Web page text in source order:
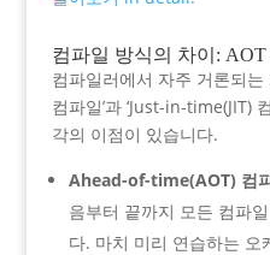
컴파일 방식의 차이: AOT
컴파일러에서 자주 거론되
컴파일’과 ‘Just-in-time(JIT)
각의 이점이 있습니다.
Ahead-of-time(AOT) 컴
음부터 끝까지 모든 컴파
다. 마치 미리 연습하는 오